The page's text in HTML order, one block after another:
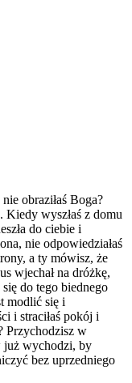
obraziłaś Boga?
wyszłaś z domu
do ciebie i
nie odpowiedziałaś
a ty mówisz, że
wjechał na dróżkę,
się do tego biednego
modlić się i
i straciłaś pokój i
Przychodzisz w
już wychodzi, by
bez uprzedniego